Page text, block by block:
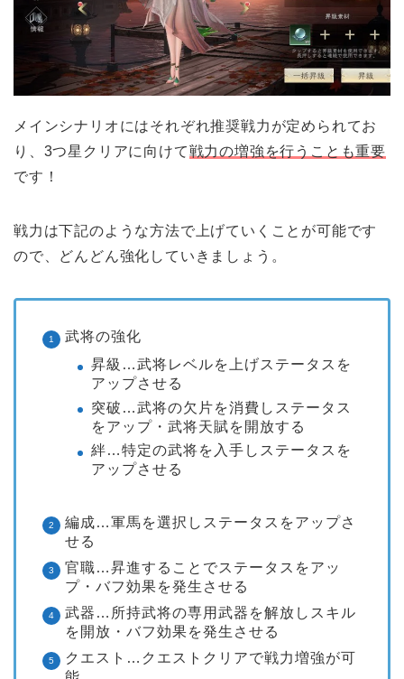
メインシナリオにはそれぞれ推奨戦力が定められてお
り、3つ星クリアに向けて戦力の増強を行うことも重要
です！
戦力は下記のような方法で上げていくことが可能です
ので、どんどん強化していきましょう。
武将の強化
昇級…武将レベルを上げステータスを
アップさせる
突破…武将の欠片を消費しステータス
をアップ・武将天賦を開放する
絆…特定の武将を入手しステータスを
アップさせる
編成…軍馬を選択しステータスをアップさ
せる
官職…昇進することでステータスをアッ
プ・バフ効果を発生させる
武器…所持武将の専用武器を解放しスキル
を開放・バフ効果を発生させる
クエスト…クエストクリアで戦力増強が可